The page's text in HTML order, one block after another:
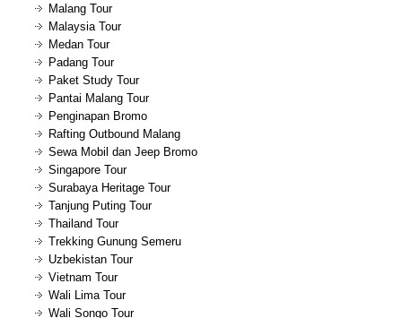
Malang Tour
Malaysia Tour
Medan Tour
Padang Tour
Paket Study Tour
Pantai Malang Tour
Penginapan Bromo
Rafting Outbound Malang
Sewa Mobil dan Jeep Bromo
Singapore Tour
Surabaya Heritage Tour
Tanjung Puting Tour
Thailand Tour
Trekking Gunung Semeru
Uzbekistan Tour
Vietnam Tour
Wali Lima Tour
Wali Songo Tour